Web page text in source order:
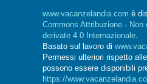
www.vacanzelandia.com è
Commons Attribuzione - Non
derivate 4.0 Internazionale
Basato sul lavoro di
Permessi ulteriori rispetto
possono essere disponibili
https://